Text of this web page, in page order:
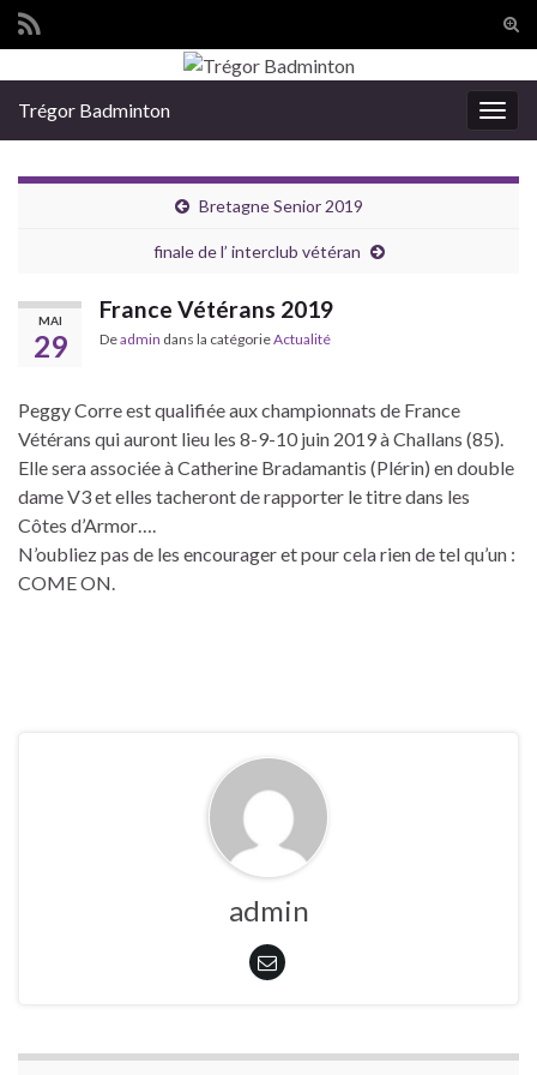
Search for:
Trégor Badminton
Bretagne Senior 2019
finale de l’ interclub vétéran
MAI
29
France Vétérans 2019
Deadmin dans la catégorieActualité
Peggy Corre est qualifiée aux championnats de France
Vétérans qui auront lieu les 8-9-10 juin 2019 à Challans (85).
Elle sera associée à Catherine Bradamantis (Plérin) en double
dame V3 et elles tacheront de rapporter le titre dans les
Côtes d’Armor….
N’oubliez pas de les encourager et pour cela rien de tel qu’un :
COME ON.
admin